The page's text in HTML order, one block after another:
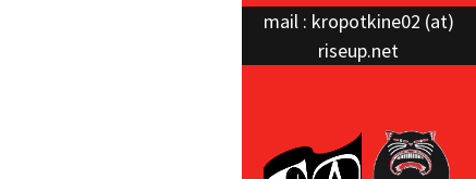
mail : kropotkine02 (at)
riseup.net